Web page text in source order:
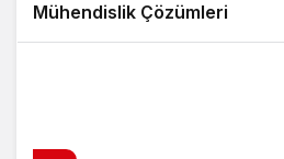
Mühendislik Çözümleri